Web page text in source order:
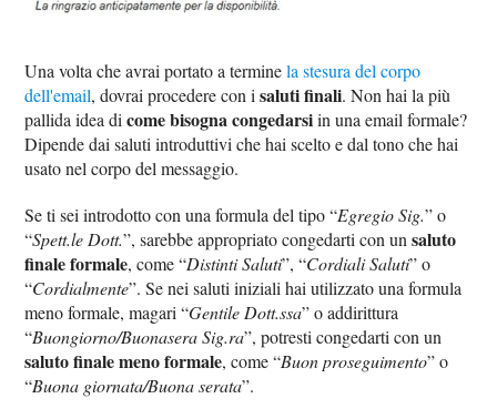
Una volta che avrai portato a terminela stesura del corpo
dell'email, dovrai procedere con isaluti finali. Non hai la più
pallida idea dicome bisogna congedarsiin una email formale?
Dipende dai saluti introduttivi che hai scelto e dal tono che hai
usato nel corpo del messaggio.
Se ti sei introdotto con una formula del tipo “Egregio Sig.” o
“Spett.le Dott.”, sarebbe appropriato congedarti con unsaluto
finale formale, come “Distinti Saluti”, “Cordiali Saluti” o
“Cordialmente”. Se nei saluti iniziali hai utilizzato una formula
meno formale, magari “Gentile Dott.ssa” o addirittura
“Buongiorno/Buonasera Sig.ra”, potresti congedarti con un
saluto finale meno formale, come “Buon proseguimento” o
“Buona giornata/Buona serata”.